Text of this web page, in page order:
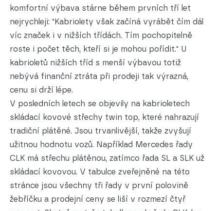
komfortní výbava stárne během prvních tří let
nejrychleji: "Kabriolety však začíná vyrábět čím dál
víc značek i v nižších třídách. Tím pochopitelně
roste i počet těch, kteří si je mohou pořídit." U
kabrioletů nižších tříd s menší výbavou totiž
nebývá finanční ztráta při prodeji tak výrazná,
cenu si drží lépe.
V posledních letech se objevily na kabrioletech
skládací kovové střechy twin top, které nahrazují
tradiční plátěné. Jsou trvanlivější, takže zvyšují
užitnou hodnotu vozů. Například Mercedes řady
CLK má střechu plátěnou, zatímco řada SL a SLK už
skládací kovovou. V tabulce zveřejněné na této
stránce jsou všechny tři řady v první polovině
žebříčku a prodejní ceny se liší v rozmezí čtyř